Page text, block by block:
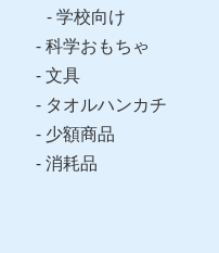
学校向け
科学おもちゃ
文具
タオルハンカチ
少額商品
消耗品